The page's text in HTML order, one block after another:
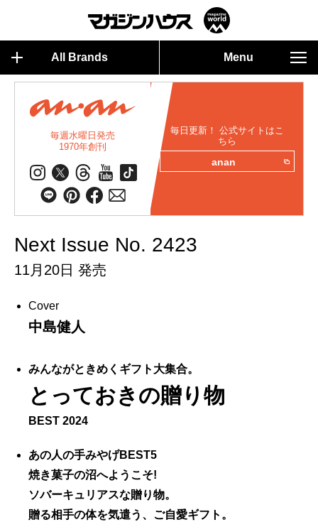
All Brands Menu
毎週水曜日発売
1970年創刊
毎日更新！ 公式サイトはこ
ちら
anan
Next Issue No. 2423
11月20日 発売
Cover
中島健人
みんながときめくギフト大集合。
とっておきの贈り物
BEST 2024
あの人の手みやげBEST5
焼き菓子の沼へようこそ!
ソバーキュリアスな贈り物。
贈る相手の体を気遣う、ご自愛ギフト。